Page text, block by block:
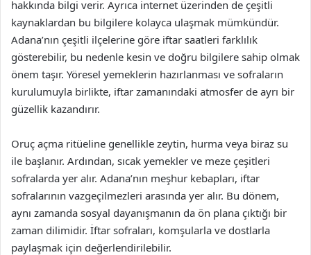
hakkında bilgi verir. Ayrıca internet üzerinden de çeşitli
kaynaklardan bu bilgilere kolayca ulaşmak mümkündür.
Adana’nın çeşitli ilçelerine göre iftar saatleri farklılık
gösterebilir, bu nedenle kesin ve doğru bilgilere sahip olmak
önem taşır. Yöresel yemeklerin hazırlanması ve sofraların
kurulumuyla birlikte, iftar zamanındaki atmosfer de ayrı bir
güzellik kazandırır.
Oruç açma ritüeline genellikle zeytin, hurma veya biraz su
ile başlanır. Ardından, sıcak yemekler ve meze çeşitleri
sofralarda yer alır. Adana’nın meşhur kebapları, iftar
sofralarının vazgeçilmezleri arasında yer alır. Bu dönem,
aynı zamanda sosyal dayanışmanın da ön plana çıktığı bir
zaman dilimidir. İftar sofraları, komşularla ve dostlarla
paylaşmak için değerlendirilebilir.